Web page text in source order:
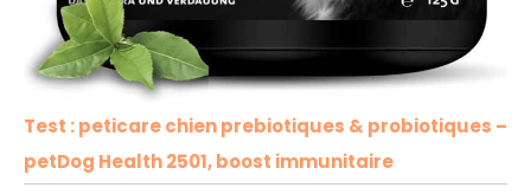
Test : peticare chien prebiotiques & probiotiques –
petDog Health 2501, boost immunitaire